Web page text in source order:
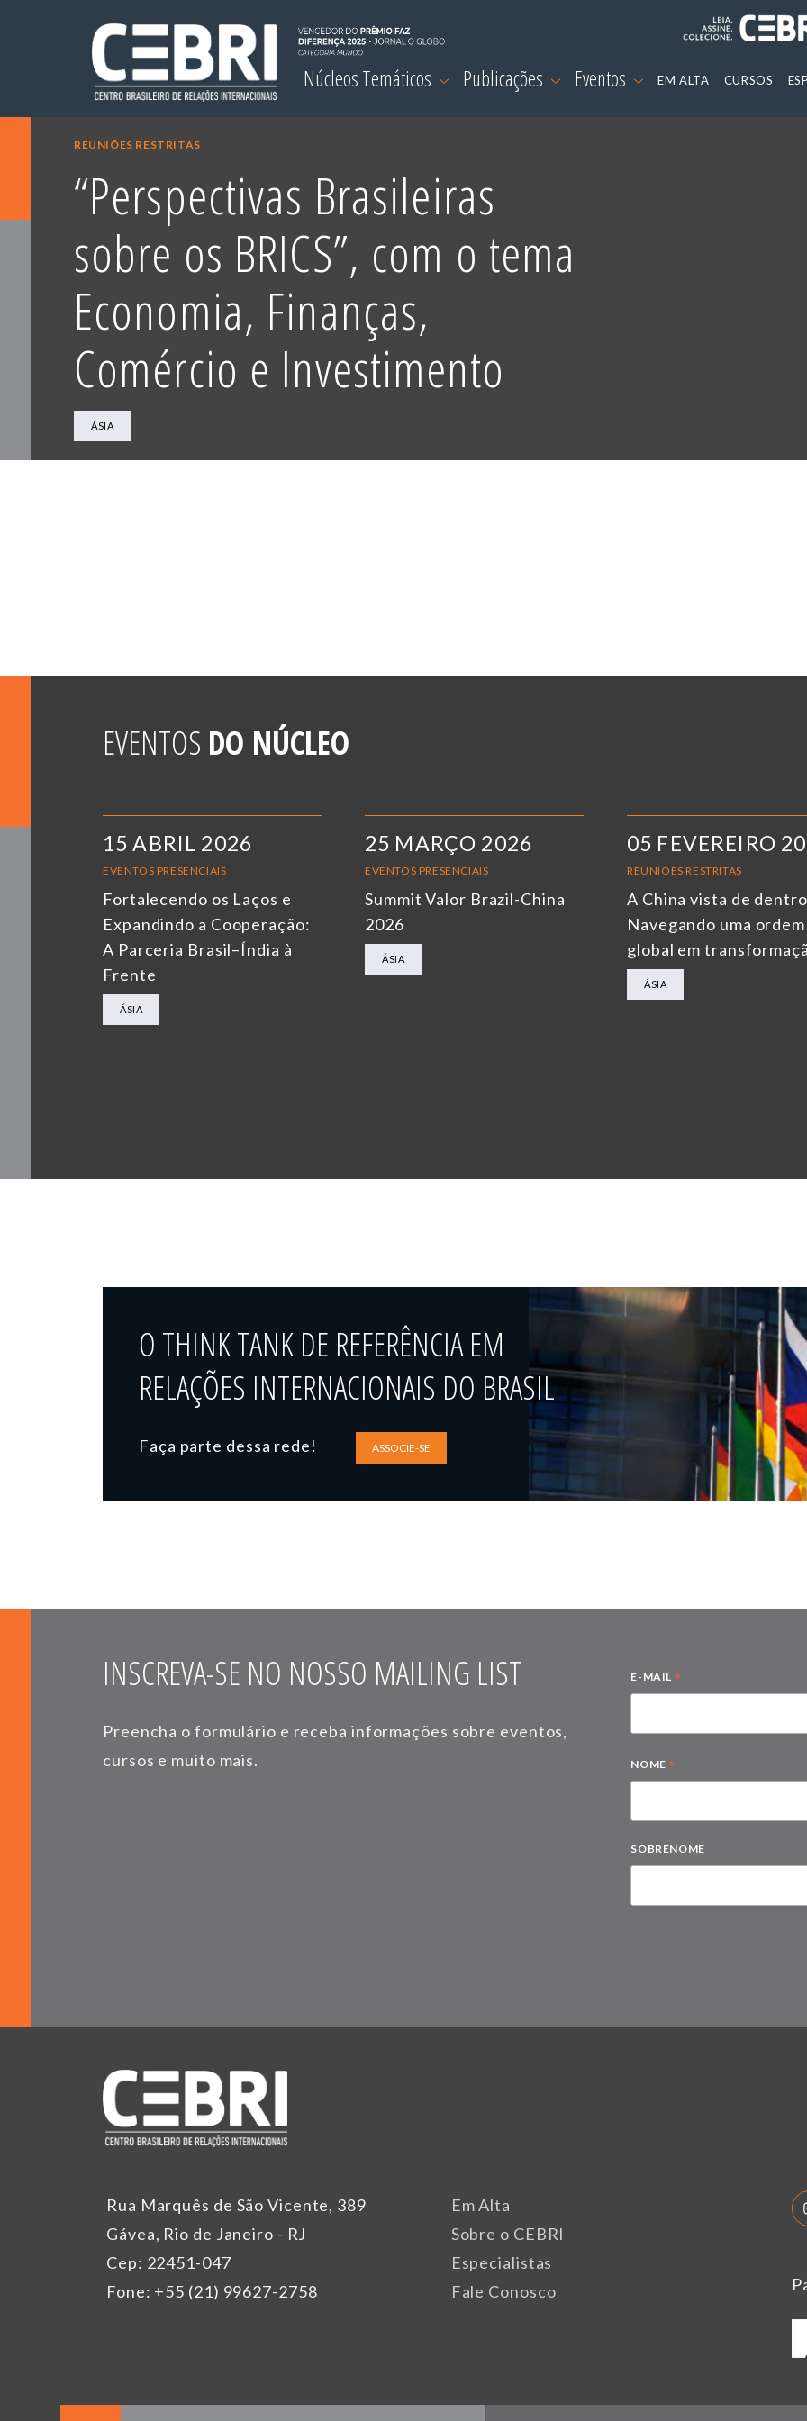
Núcleos Temáticos Publicações Eventos EM ALTA CURSOS
REUNIÕES RESTRITAS
“Perspectivas Brasileiras
sobre os BRICS”, com o tema
Economia, Finanças,
Comércio e Investimento
ÁSIA
EVENTOS DO NÚCLEO
15 ABRIL 2026
EVENTOS PRESENCIAIS
Fortalecendo os Laços e
Expandindo a Cooperação:
A Parceria Brasil–Índia à
Frente
ÁSIA
25 MARÇO 2026
EVENTOS PRESENCIAIS
Summit Valor Brazil-China
2026
ÁSIA
05 FEVEREIRO
REUNIÕES RESTRITAS
A China vista de
Navegando uma ordem
global em
ÁSIA
O THINK TANK DE REFERÊNCIA EM
RELAÇÕES INTERNACIONAIS DO BRASIL
Faça parte dessa rede! ASSOCIE-SE
INSCREVA-SE NO NOSSO MAILING LIST
Preencha o formulário e receba informações sobre eventos,
cursos e muito mais.
E-MAIL *
NOME *
SOBRENOME
Rua Marquês de São Vicente, 389
Gávea, Rio de Janeiro - RJ
Cep: 22451-047
Fone: +55 (21) 99627-2758
Em Alta
Sobre o CEBRI
Especialistas
Fale Conosco